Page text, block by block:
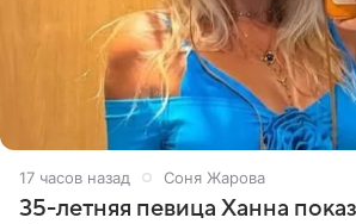
17 часов назад Соня Жарова
35-летняя певица Ханна